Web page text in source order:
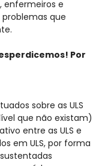
enfermeiros e
que
Por
sobre as ULS
que não existam)
entre as ULS e
em ULS, por forma